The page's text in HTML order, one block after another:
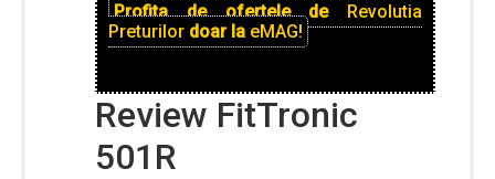
Profita de ofertele de Revolutia
Preturilor doar la eMAG!
Review FitTronic
501R